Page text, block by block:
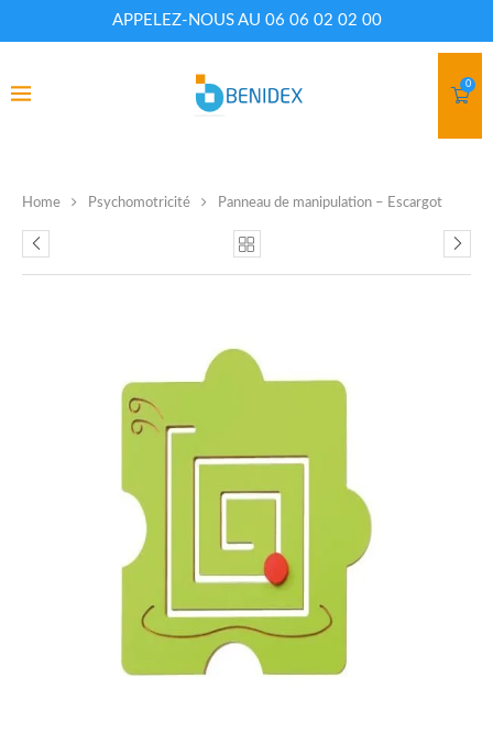
APPELEZ-NOUS AU 06 06 02 02 00
0
Home Psychomotricité Panneau de manipulation – Escargot